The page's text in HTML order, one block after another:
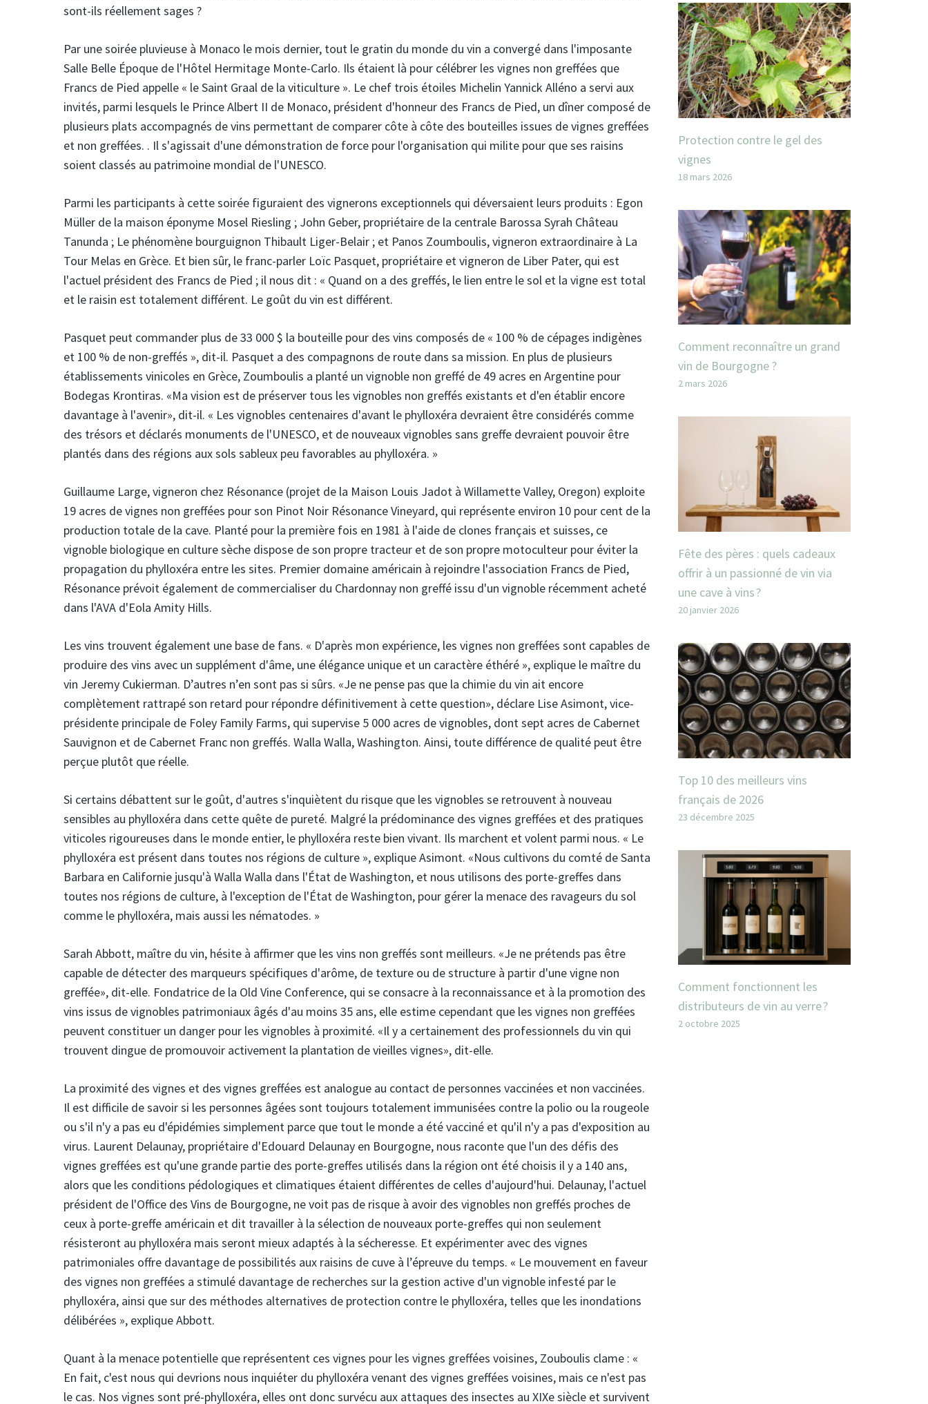
sont-ils réellement sages ?
Par une soirée pluvieuse à Monaco le mois dernier, tout le gratin du monde du vin a convergé dans l'imposante
Salle Belle Époque de l'Hôtel Hermitage Monte-Carlo. Ils étaient là pour célébrer les vignes non greffées que
Francs de Pied appelle « le Saint Graal de la viticulture ». Le chef trois étoiles Michelin Yannick Alléno a servi aux
invités, parmi lesquels le Prince Albert II de Monaco, président d'honneur des Francs de Pied, un dîner composé de
plusieurs plats accompagnés de vins permettant de comparer côte à côte des bouteilles issues de vignes greffées
et non greffées. . Il s'agissait d'une démonstration de force pour l'organisation qui milite pour que ses raisins
soient classés au patrimoine mondial de l'UNESCO.
Parmi les participants à cette soirée figuraient des vignerons exceptionnels qui déversaient leurs produits : Egon
Müller de la maison éponyme Mosel Riesling ; John Geber, propriétaire de la centrale Barossa Syrah Château
Tanunda ; Le phénomène bourguignon Thibault Liger-Belair ; et Panos Zoumboulis, vigneron extraordinaire à La
Tour Melas en Grèce. Et bien sûr, le franc-parler Loïc Pasquet, propriétaire et vigneron de Liber Pater, qui est
l'actuel président des Francs de Pied ; il nous dit : « Quand on a des greffés, le lien entre le sol et la vigne est total
et le raisin est totalement différent. Le goût du vin est différent.
Pasquet peut commander plus de 33 000 $ la bouteille pour des vins composés de « 100 % de cépages indigènes
et 100 % de non-greffés », dit-il. Pasquet a des compagnons de route dans sa mission. En plus de plusieurs
établissements vinicoles en Grèce, Zoumboulis a planté un vignoble non greffé de 49 acres en Argentine pour
Bodegas Krontiras. «Ma vision est de préserver tous les vignobles non greffés existants et d'en établir encore
davantage à l'avenir», dit-il. « Les vignobles centenaires d'avant le phylloxéra devraient être considérés comme
des trésors et déclarés monuments de l'UNESCO, et de nouveaux vignobles sans greffe devraient pouvoir être
plantés dans des régions aux sols sableux peu favorables au phylloxéra. »
Guillaume Large, vigneron chez Résonance (projet de la Maison Louis Jadot à Willamette Valley, Oregon) exploite
19 acres de vignes non greffées pour son Pinot Noir Résonance Vineyard, qui représente environ 10 pour cent de la
production totale de la cave. Planté pour la première fois en 1981 à l'aide de clones français et suisses, ce
vignoble biologique en culture sèche dispose de son propre tracteur et de son propre motoculteur pour éviter la
propagation du phylloxéra entre les sites. Premier domaine américain à rejoindre l'association Francs de Pied,
Résonance prévoit également de commercialiser du Chardonnay non greffé issu d'un vignoble récemment acheté
dans l'AVA d'Eola Amity Hills.
Les vins trouvent également une base de fans. « D'après mon expérience, les vignes non greffées sont capables de
produire des vins avec un supplément d'âme, une élégance unique et un caractère éthéré », explique le maître du
vin Jeremy Cukierman. D’autres n’en sont pas si sûrs. «Je ne pense pas que la chimie du vin ait encore
complètement rattrapé son retard pour répondre définitivement à cette question», déclare Lise Asimont, vice-
présidente principale de Foley Family Farms, qui supervise 5 000 acres de vignobles, dont sept acres de Cabernet
Sauvignon et de Cabernet Franc non greffés. Walla Walla, Washington. Ainsi, toute différence de qualité peut être
perçue plutôt que réelle.
Si certains débattent sur le goût, d'autres s'inquiètent du risque que les vignobles se retrouvent à nouveau
sensibles au phylloxéra dans cette quête de pureté. Malgré la prédominance des vignes greffées et des pratiques
viticoles rigoureuses dans le monde entier, le phylloxéra reste bien vivant. Ils marchent et volent parmi nous. « Le
phylloxéra est présent dans toutes nos régions de culture », explique Asimont. «Nous cultivons du comté de Santa
Barbara en Californie jusqu'à Walla Walla dans l'État de Washington, et nous utilisons des porte-greffes dans
toutes nos régions de culture, à l'exception de l'État de Washington, pour gérer la menace des ravageurs du sol
comme le phylloxéra, mais aussi les nématodes. »
Sarah Abbott, maître du vin, hésite à affirmer que les vins non greffés sont meilleurs. «Je ne prétends pas être
capable de détecter des marqueurs spécifiques d'arôme, de texture ou de structure à partir d'une vigne non
greffée», dit-elle. Fondatrice de la Old Vine Conference, qui se consacre à la reconnaissance et à la promotion des
vins issus de vignobles patrimoniaux âgés d'au moins 35 ans, elle estime cependant que les vignes non greffées
peuvent constituer un danger pour les vignobles à proximité. «Il y a certainement des professionnels du vin qui
trouvent dingue de promouvoir activement la plantation de vieilles vignes», dit-elle.
La proximité des vignes et des vignes greffées est analogue au contact de personnes vaccinées et non vaccinées.
Il est difficile de savoir si les personnes âgées sont toujours totalement immunisées contre la polio ou la rougeole
ou s'il n'y a pas eu d'épidémies simplement parce que tout le monde a été vacciné et qu'il n'y a pas d'exposition au
virus. Laurent Delaunay, propriétaire d'Edouard Delaunay en Bourgogne, nous raconte que l'un des défis des
vignes greffées est qu'une grande partie des porte-greffes utilisés dans la région ont été choisis il y a 140 ans,
alors que les conditions pédologiques et climatiques étaient différentes de celles d'aujourd'hui. Delaunay, l'actuel
président de l'Office des Vins de Bourgogne, ne voit pas de risque à avoir des vignobles non greffés proches de
ceux à porte-greffe américain et dit travailler à la sélection de nouveaux porte-greffes qui non seulement
résisteront au phylloxéra mais seront mieux adaptés à la sécheresse. Et expérimenter avec des vignes
patrimoniales offre davantage de possibilités aux raisins de cuve à l’épreuve du temps. « Le mouvement en faveur
des vignes non greffées a stimulé davantage de recherches sur la gestion active d'un vignoble infesté par le
phylloxéra, ainsi que sur des méthodes alternatives de protection contre le phylloxéra, telles que les inondations
délibérées », explique Abbott.
Quant à la menace potentielle que représentent ces vignes pour les vignes greffées voisines, Zouboulis clame : «
En fait, c'est nous qui devrions nous inquiéter du phylloxéra venant des vignes greffées voisines, mais ce n'est pas
le cas. Nos vignes sont pré-phylloxéra, elles ont donc survécu aux attaques des insectes au XIXe siècle et survivent
Protection contre le gel des
vignes
18 mars 2026
Comment reconnaître un grand
vin de Bourgogne ?
2 mars 2026
Fête des pères : quels cadeaux
offrir à un passionné de vin via
une cave à vins ?
20 janvier 2026
Top 10 des meilleurs vins
français de 2026
23 décembre 2025
Comment fonctionnent les
distributeurs de vin au verre ?
2 octobre 2025